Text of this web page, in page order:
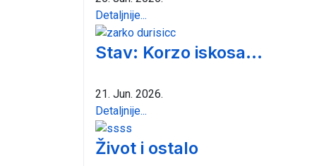
Detaljnije...
Stav: Korzo iskosa...
21. Jun. 2026.
Detaljnije...
Život i ostalo